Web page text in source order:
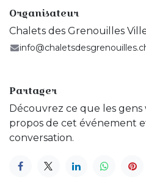
Organisateur
Chalets des Grenouilles
Partager
Découvrez ce que les gens
propos de cet événement
conversation.